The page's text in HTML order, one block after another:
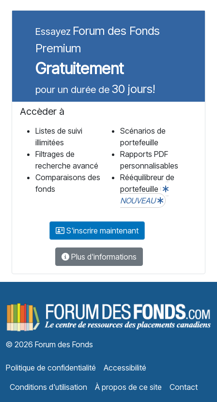
Essayez Forum des Fonds
Premium
Gratuitement
pour un durée de 30 jours!
Accèder à
Listes de suivi
illimitées
Filtrages de
recherche avancé
Comparaisons des
fonds
Scénarios de
portefeuille
Rapports PDF
personnalisables
Rééquilibreur de
portefeuille
NOUVEAU
S'inscrire maintenant
Plus d'informations
© 2026 Forum des Fonds
Politique de confidentialité
Accessibilité
Conditions d'utilisation
À propos de ce site Contact